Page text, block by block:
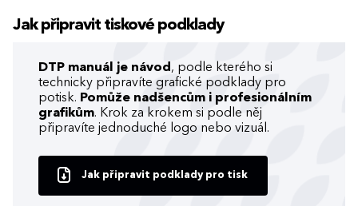
Jak připravit tiskové podklady
DTP manuál je návod , podle kterého si
technicky připravíte grafické podklady pro
potisk. Pomůže nadšencům i profesionálním
grafikům. Krok za krokem si podle něj
připravíte jednoduché logo nebo vizuál.
Jak připravit podklady pro tisk